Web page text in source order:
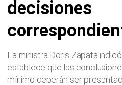
decisiones
La ministra Doris Zapata
establece que las
mínimo deberán ser